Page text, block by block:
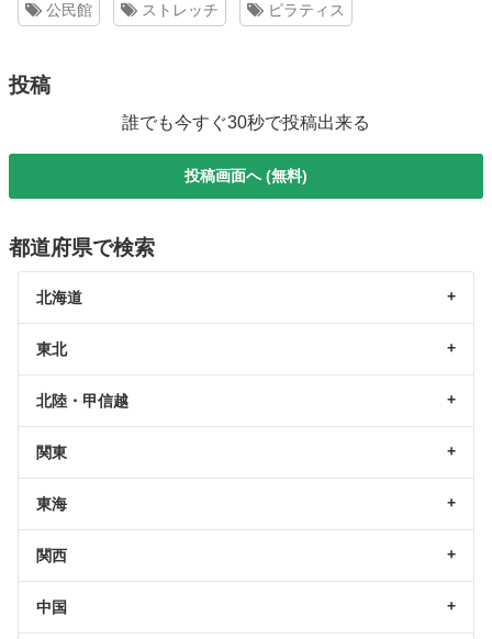
公民館 ストレッチ ピラティス
投稿
誰でも今すぐ30秒で投稿出来る
投稿画面へ (無料)
都道府県で検索
北海道
東北
北陸・甲信越
関東
東海
関西
中国